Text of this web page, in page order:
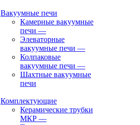
Вакуумные печи
Камерные вакуумные
печи —
Элеваторные
вакуумные печи —
Колпаковые
вакуумные печи —
Шахтные вакуумные
печи
Комплектующие
Керамические трубки
МКР —